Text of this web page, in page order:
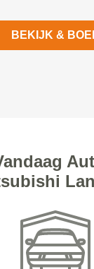
BEKIJK &